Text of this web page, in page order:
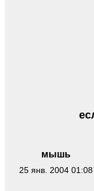
мышь
25 янв. 2004 01:08